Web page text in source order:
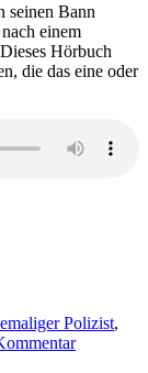
seinen Bann
einem
Hörbuch
die das eine oder
Polizist,
zu